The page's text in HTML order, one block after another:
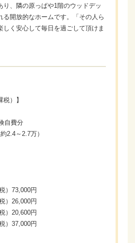
り、隣の原っぱや1階のウッドデッ
る開放的なホームです。「その人ら
しく安心して毎日を過ごして頂けま
税）】
自費分
2.4～2.7万）
73,000円
）26,000円
）20,600円
）37,000円